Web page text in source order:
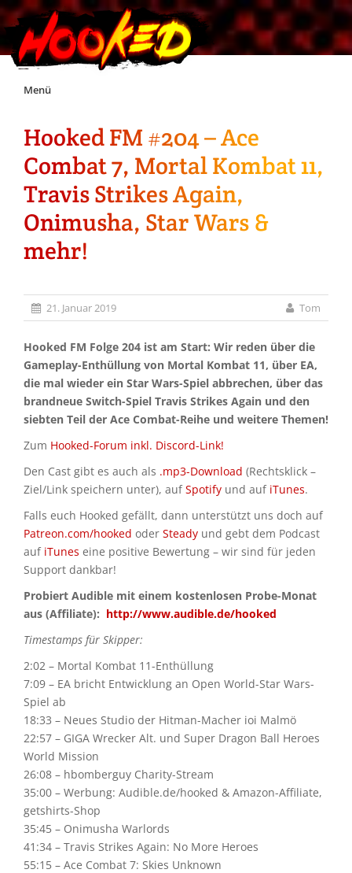
Skip
Menü
Unterstützt Hooked!
Exklusiv für Supporter*innen
Impressum
Discord
Hooked FM #204 – Ace
Combat 7, Mortal Kombat 11,
Travis Strikes Again,
Onimusha, Star Wars &
mehr!
21. Januar 2019 Tom
Hooked FM Folge 204 ist am Start: Wir reden über die
Gameplay-Enthüllung von Mortal Kombat 11, über EA,
die mal wieder ein Star Wars-Spiel abbrechen, über das
brandneue Switch-Spiel Travis Strikes Again und den
siebten Teil der Ace Combat-Reihe und weitere Themen!
Zum Hooked-Forum inkl. Discord-Link!
Den Cast gibt es auch als .mp3-Download (Rechtsklick –
Ziel/Link speichern unter), aufSpotify und auf iTunes.
Falls euch Hooked gefällt, dann unterstützt uns doch auf
Patreon.com/hooked oder Steady und gebt dem Podcast
auf iTunes eine positive Bewertung – wir sind für jeden
Support dankbar!
Probiert Audible mit einem kostenlosen Probe-Monat
aus (Affiliate): http://www.audible.de/hooked
Timestamps für Skipper:
2:02 – Mortal Kombat 11-Enthüllung
7:09 – EA bricht Entwicklung an Open World-Star Wars-
Spiel ab
18:33 – Neues Studio der Hitman-Macher ioi Malmö
22:57 – GIGA Wrecker Alt. und Super Dragon Ball Heroes
World Mission
26:08 – hbomberguy Charity-Stream
35:00 – Werbung: Audible.de/hooked & Amazon-Affiliate,
getshirts-Shop
35:45 – Onimusha Warlords
41:34 – Travis Strikes Again: No More Heroes
55:15 – Ace Combat 7: Skies Unknown